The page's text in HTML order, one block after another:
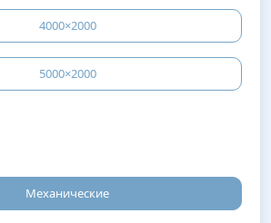
4000×2000
5000×2000
Механические